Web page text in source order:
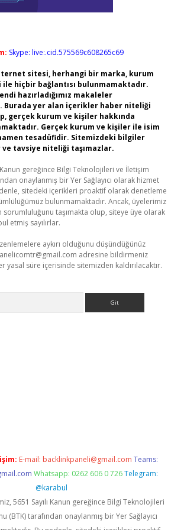
Skype: live:.cid.575569c608265c69
sitesi, herhangi bir marka, kurum
ile hiçbir bağlantısı bulunmamaktadır.
hazırladığımız makaleler
Burada yer alan içerikler haber niteliği
gerçek kurum ve kişiler hakkında
Gerçek kurum ve kişiler ile isim
tesadüfidir. Sitemizdeki bilgiler
tavsiye niteliği taşımazlar.
Kanun gereğince Bilgi Teknolojileri ve İletişim
onaylanmış bir Yer Sağlayıcı olarak hizmet
sitedeki içerikleri proaktif olarak denetleme
bulunmamaktadır. Ancak, üyelerimiz
sorumluluğunu taşımakta olup, siteye üye olarak
etmiş sayılırlar.
aykırı olduğunu düşündüğünüz
adresine bildirmeniz
yasal süre içerisinde sitemizden kaldırılacaktır.
E-mail: backlinkpaneli@gmail.com Teams:
Whatsapp: 0262 606 0 726 Telegram:
@karabul
5651 Sayılı Kanun gereğince Bilgi Teknolojileri
(BTK) tarafından onaylanmış bir Yer Sağlayıcı